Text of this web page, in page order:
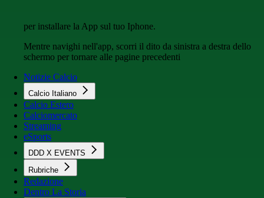
per installare la App sul tuo Iphone.
Mentre navighi nell'app, scorri il dito da sinistra a destra dello
schermo per tornare alle pagine precedenti
Notizie Calcio
Calcio Italiano
Calcio Estero
Calciomercato
Streaming
eSports
DDD X EVENTS
Rubriche
Redazione
Dentro La Storia